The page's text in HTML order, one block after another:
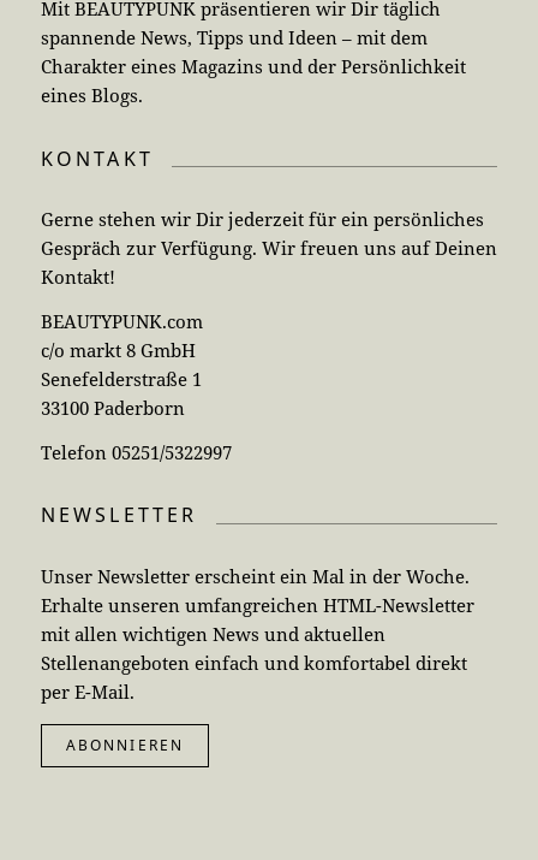
Mit BEAUTYPUNK präsentieren wir Dir täglich
spannende News, Tipps und Ideen – mit dem
Charakter eines Magazins und der Persönlichkeit
eines Blogs.
KONTAKT
Gerne stehen wir Dir jederzeit für ein persönliches
Gespräch zur Verfügung. Wir freuen uns auf Deinen
Kontakt!
BEAUTYPUNK.com
c/o markt 8 GmbH
Senefelderstraße 1
33100 Paderborn
Telefon 05251/5322997
NEWSLETTER
Unser Newsletter erscheint ein Mal in der Woche.
Erhalte unseren umfangreichen HTML-Newsletter
mit allen wichtigen News und aktuellen
Stellenangeboten einfach und komfortabel direkt
per E-Mail.
ABONNIEREN